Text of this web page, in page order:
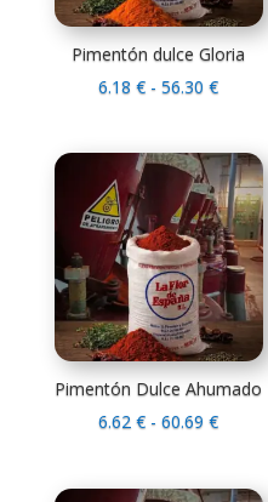
Pimentón dulce Gloria
6.18€ - 56.30€Rango
precios:
desde
6.18 €
hasta
56.30 €
Pimentón Dulce Ahumado
6.62€ - 60.69€Rango
precios: